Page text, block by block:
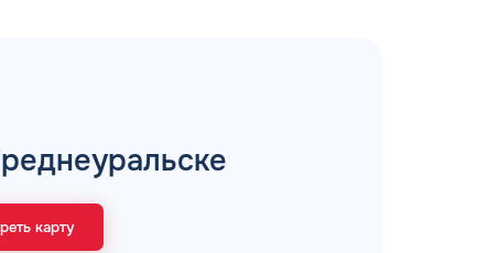
карту
ИП
ЗАЯВКУ
ДО
ЗАВТРА